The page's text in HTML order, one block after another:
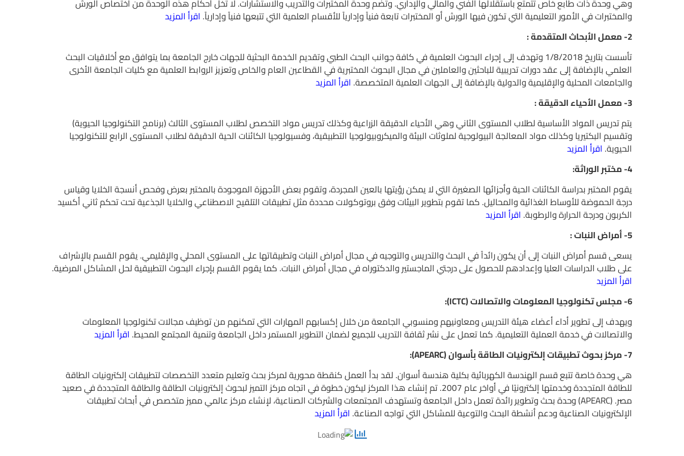
وهي وحدة ذات طابع خاص تتمتع باستقلالها الفني والمالي والإداري. وتضم وحدة المختبرات والتدريب والاستشارات. لا تخل أحكام هذه الوحدة من اختصاص الورش
والمختبرات في الأمور التعليمية التي تكون فيها الورش أو المختبرات تابعة فنياً وإدارياً للأقسام العلمية التي تتبعها فنياً وإدارياً. اقرأ المزيد
2- معمل الأبحاث المتقدمة :
تأسست بتاريخ 1/8/2018 وتهدف إلى إجراء البحوث العلمية في كافة جوانب البحث الطبي وتقديم الخدمة البحثية للجهات خارج الجامعة بما يتوافق مع أخلاقيات البحث
العلمي بالإضافة إلى عقد دورات تدريبية للباحثين والعاملين في مجال البحوث المختبرية في القطاعين العام والخاص وتعزيز الروابط العلمية مع كليات الجامعة الأخرى
والجامعات المحلية والإقليمية والدولية بالإضافة إلى الجهات العلمية المتخصصة. اقرأ المزيد
3- معمل الأحياء الدقيقة :
يتم تدريس المواد الأساسية لطلاب المستوى الثاني وهي الأحياء الدقيقة الزراعية وكذلك تدريس مواد التخصص لطلاب المستوى الثالث (برنامج التكنولوجيا الحيوية)
وتقسيم البكتيريا وكذلك مواد المعالجة البيولوجية لملوثات البيئة والميكروبيولوجيا التطبيقية، وفسيولوجيا الكائنات الحية الدقيقة لطلاب المستوى الرابع للتكنولوجيا
الحيوية. اقرأ المزيد
4- مختبر الوراثة:
يقوم المختبر بدراسة الكائنات الحية وأجزائها الصغيرة التي لا يمكن رؤيتها بالعين المجردة، وتقوم بعض الأجهزة الموجودة بالمختبر بعرض وفحص أنسجة الخلايا وقياس
درجة الحموضة للأوساط الغذائية والمحاليل. كما تقوم بتطوير البيئات وفق بروتوكولات محددة مثل تطبيقات التلقيح الاصطناعي والخلايا الجذعية تحت تحكم ثاني أكسيد
الكربون ودرجة الحرارة والرطوبة. اقرأ المزيد
5- أمراض النبات :
يسعى قسم أمراض النبات إلى أن يكون رائداً في البحث والتدريس والتوجيه في مجال أمراض النبات وتطبيقاتها على المستوى المحلي والإقليمي. يقوم القسم بالإشراف
على طلاب الدراسات العليا وإعدادهم للحصول على درجتي الماجستير والدكتوراه في مجال أمراض النبات. كما يقوم القسم بإجراء البحوث التطبيقية لحل المشاكل المرضية.
اقرأ المزيد
6- مجلس تكنولوجيا المعلومات والاتصالات (ICTC):
ويهدف إلى تطوير أداء أعضاء هيئة التدريس ومعاونيهم ومنسوبي الجامعة من خلال إكسابهم المهارات التي تمكنهم من توظيف مجالات تكنولوجيا المعلومات
والاتصالات في خدمة العملية التعليمية. كما تعمل على نشر ثقافة التدريب للجميع لضمان التطوير المستمر داخل الجامعة وتنمية المجتمع المحيط. اقرأ المزيد
7- مركز بحوث تطبيقات إلكترونيات الطاقة بأسوان (APEARC):
هي وحدة خاصة تتبع قسم الهندسة الكهربائية بكلية هندسة أسوان. لقد بدأ العمل كنقطة محورية لمركز بحث وتعليم متعدد التخصصات لتطبيقات إلكترونيات الطاقة
للطاقة المتجددة وخدمتها إلكترونيًا في أواخر عام 2007. تم إنشاء هذا المركز ليكون خطوة في اتجاه مركز التميز لبحوث إلكترونيات الطاقة والطاقة المتجددة في صعيد
مصر. (APEARC) وحدة بحث وتطوير رائدة تعمل داخل الجامعة وتستهدف المجتمعات والشركات الصناعية، لإنشاء مركز عالمي مميز متخصص في أبحاث تطبيقات
الإلكترونيات الصناعية ودعم أنشطة البحث والتوعية للمشاكل التي تواجه الصناعة. اقرأ المزيد